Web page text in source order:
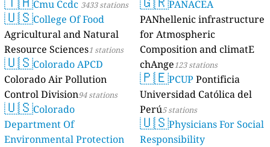
Cmu Ccdc 3433 stations
🇺🇸College Of Food
Agricultural and Natural
Resource Sciences1 stations
🇺🇸Colorado APCD
Colorado Air Pollution
Control Division94 stations
🇺🇸Colorado
Department Of
Environmental Protection
PANACEA
PANhellenic infrastructure
for Atmospheric
Composition and climatE
chAnge123 stations
🇵🇪PCUP Pontificia
Universidad Católica del
Perú5 stations
🇺🇸Physicians For Social
Responsibility